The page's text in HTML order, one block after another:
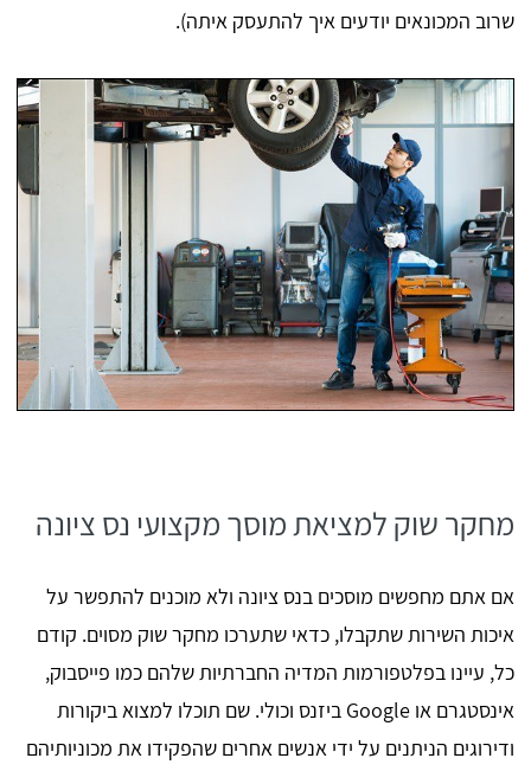
שרוב המכונאים יודעים איך להתעסק איתה).
מחקר שוק למציאת מוסך מקצועי נס ציונה
אם אתם מחפשים מוסכים בנס ציונה ולא מוכנים להתפשר על
איכות השירות שתקבלו, כדאי שתערכו מחקר שוק מסוים. קודם
כל, עיינו בפלטפורמות המדיה החברתיות שלהם כמו פייסבוק,
אינסטגרם או Google ביזנס וכולי. שם תוכלו למצוא ביקורות
ודירוגים הניתנים על ידי אנשים אחרים שהפקידו את מכוניותיהם